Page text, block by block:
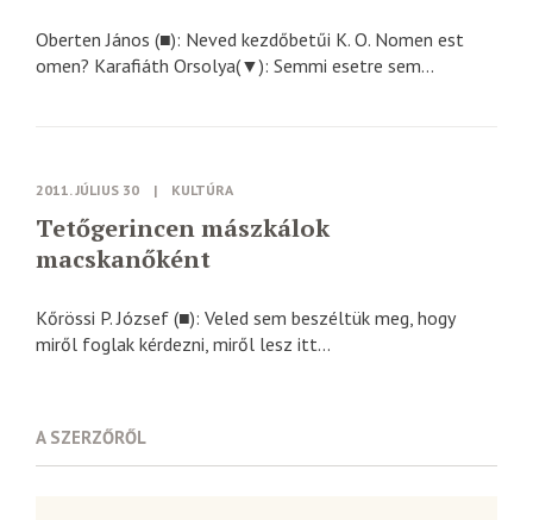
Oberten János (■): Neved kezdőbetűi K. O. Nomen est
omen? Karafiáth Orsolya(▼): Semmi esetre sem...
2011. JÚLIUS 30 | KULTÚRA
Tetőgerincen mászkálok
macskanőként
Kőrössi P. József (■): Veled sem beszéltük meg, hogy
miről foglak kérdezni, miről lesz itt...
A SZERZŐRŐL